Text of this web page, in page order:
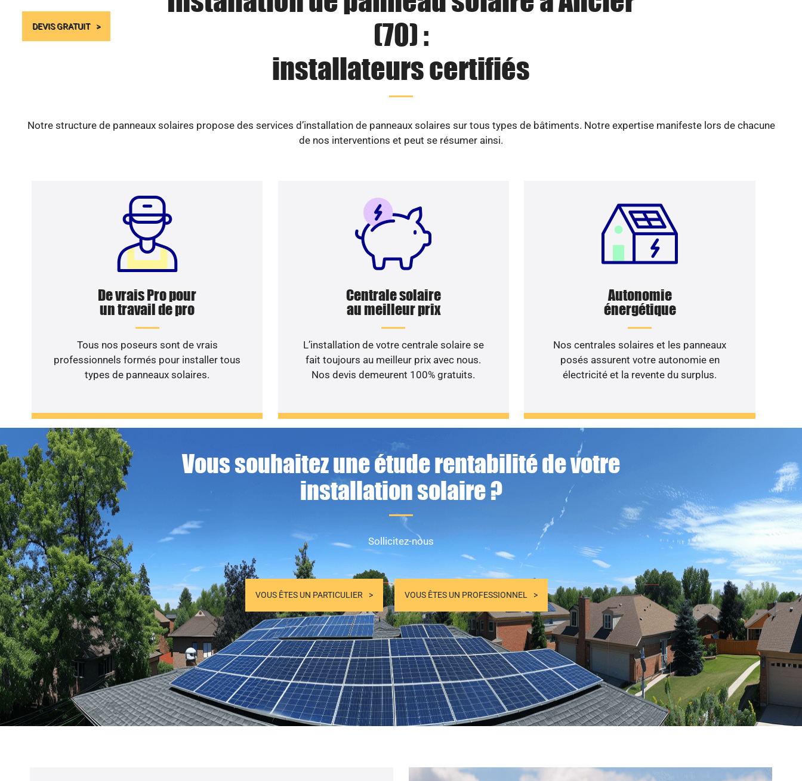
DEVIS GRATUIT
(70) :
installateurs certifiés
Notre structure de panneaux solaires propose des services d’installation de panneaux solaires sur tous types de bâtiments. Notre expertise manifeste lors de chacune
de nos interventions et peut se résumer ainsi.
De vrais Pro pour
un travail de pro
Tous nos poseurs sont de vrais
professionnels formés pour installer tous
types de panneaux solaires.
Centrale solaire
au meilleur prix
L’installation de votre centrale solaire se
fait toujours au meilleur prix avec nous.
Nos devis demeurent 100% gratuits.
Autonomie
énergétique
Nos centrales solaires et les panneaux
posés assurent votre autonomie en
électricité et la revente du surplus.
Vous souhaitez une étude rentabilité de votre
installation solaire ?
Sollicitez-nous
VOUS ÊTES UN PARTICULIER VOUS ÊTES UN PROFESSIONNEL